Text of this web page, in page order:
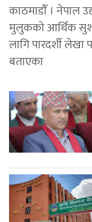
काठमाडाैँ । नेपाल
मुलुकको आर्थिक
लागि पारदर्शी
बताएका